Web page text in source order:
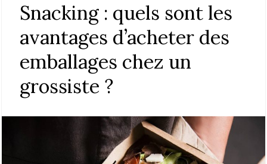
Snacking : quels sont les
avantages d’acheter des
emballages chez un
grossiste ?